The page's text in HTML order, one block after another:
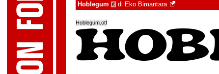
Hoblegum € di Eko Bimantara
Hoblegum.otf